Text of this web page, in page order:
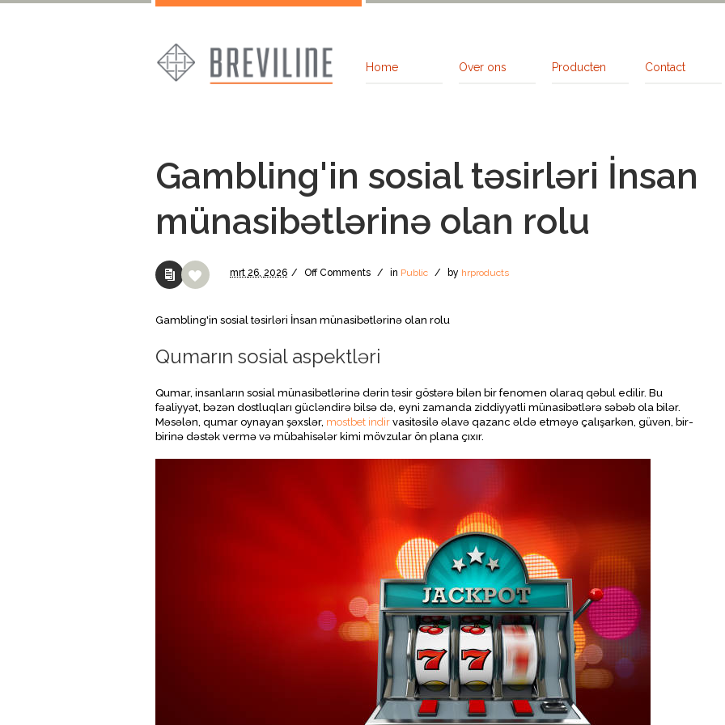
Home Over ons Producten Contact
Gambling'in sosial təsirləri İnsan
münasibətlərinə olan rolu
mrt 26, 2026 / OffComments / in Public / by hrproducts
Gambling'in sosial təsirləri İnsan münasibətlərinə olan rolu
Qumarın sosial aspektləri
Qumar, insanların sosial münasibətlərinə dərin təsir göstərə bilən bir fenomen olaraq qəbul edilir. Bu
fəaliyyət, bəzən dostluqları gücləndirə bilsə də, eyni zamanda ziddiyyətli münasibətlərə səbəb ola bilər.
Məsələn, qumar oynayan şəxslər, mostbet indir vasitəsilə əlavə qazanc əldə etməyə çalışarkən, güvən, bir-
birinə dəstək vermə və mübahisələr kimi mövzular ön plana çıxır.